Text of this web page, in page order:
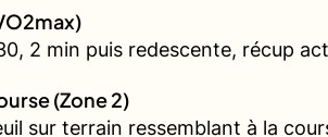
2 min puis redescente, récup
(Zone 2)
sur terrain ressemblant à la